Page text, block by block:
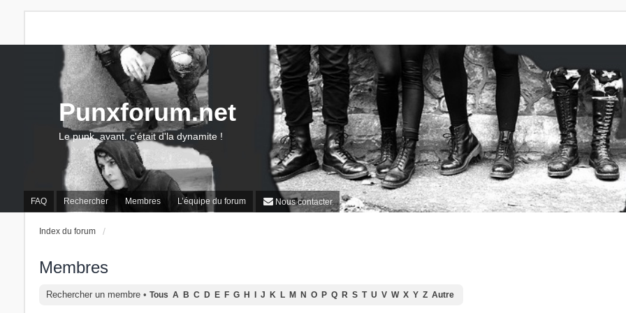
FAQ Rechercher Membres L’équipe du forum Nous contacter
Punxforum.net
Le punk, avant, c'était d'la dynamite !
Index du forum
Membres
Rechercher un membre• Tous A B C D E F G H J K L M N O P Q R S T U V W X Y Z Autre